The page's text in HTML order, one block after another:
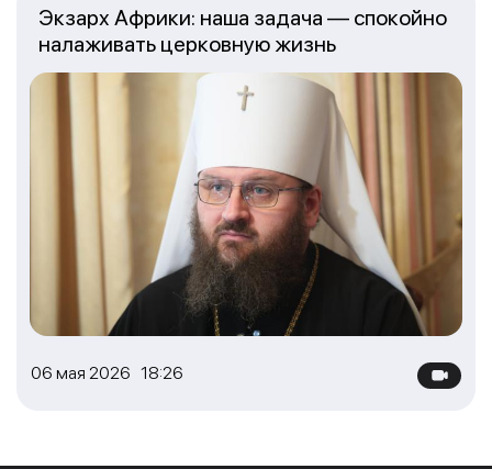
06 мая 2026 18:26
Экзарх Африки: наша задача — спокойно
налаживать церковную жизнь